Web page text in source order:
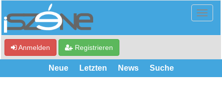
Anmelden Registrieren
Neue Letzten News Suche